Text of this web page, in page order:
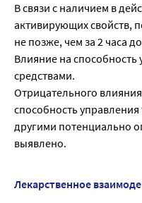
В связи с наличием в
активирующих свойств,
не позже, чем за 2 часа
Влияние на
средствами.
Отрицательного
способность
другими потенциально
выявлено.
Лекарственное